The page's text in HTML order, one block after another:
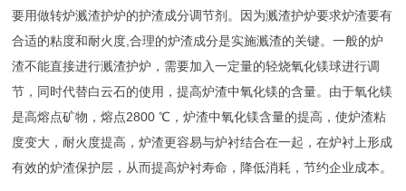
要用做转炉溅渣护炉的护渣成分调节剂。因为溅渣护炉要求炉渣要有
合适的粘度和耐火度,合理的炉渣成分是实施溅渣的关键。一般的炉
渣不能直接进行溅渣护炉，需要加入一定量的轻烧氧化镁球进行调
节，同时代替白云石的使用，提高炉渣中氧化镁的含量。由于氧化镁
是高熔点矿物，熔点2800 ℃，炉渣中氧化镁含量的提高，使炉渣粘
度变大，耐火度提高，炉渣更容易与炉衬结合在一起，在炉衬上形成
有效的炉渣保护层，从而提高炉衬寿命，降低消耗，节约企业成本。